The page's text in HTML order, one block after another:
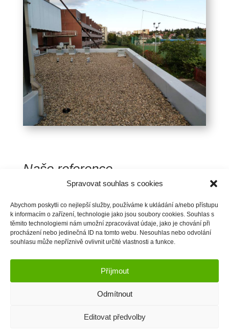
Spravovat souhlas s cookies
Abychom poskytli co nejlepší služby, používáme k ukládání a/nebo přístupu
k informacím o zařízení, technologie jako jsou soubory cookies. Souhlas s
těmito technologiemi nám umožní zpracovávat údaje, jako je chování při
procházení nebo jedinečná ID na tomto webu. Nesouhlas nebo odvolání
souhlasu může nepříznivě ovlivnit určité vlastnosti a funkce.
Příjmout
Odmítnout
Editovat předvolby
Naše reference
Terasy a balkony
Bazény
Zemní izolace
Jezírka